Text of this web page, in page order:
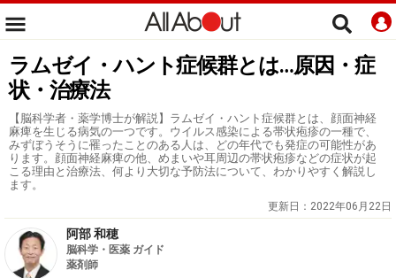
ラムゼイ・ハント症候群とは…原因・症
状・治療法
【脳科学者・薬学博士が解説】ラムゼイ・ハント症候群とは、顔面神経
麻痺を生じる病気の一つです。ウイルス感染による帯状疱疹の一種で、
みずぼうそうに罹ったことのある人は、どの年代でも発症の可能性があ
ります。顔面神経麻痺の他、めまいや耳周辺の帯状疱疹などの症状が起
こる理由と治療法、何より大切な予防法について、わかりやすく解説し
ます。
更新日： 2022年06月22日
阿部 和穂
脳科学・医薬 ガイド
薬剤師